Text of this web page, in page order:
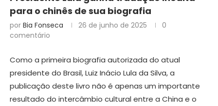
para o chinês de sua biografia
por Bia Fonseca 26 de junho de 2025
0
comentário
Como a primeira biografia autorizada do atual
presidente do Brasil, Luiz Inácio Lula da Silva, a
publicação deste livro não é apenas um importante
resultado do intercâmbio cultural entre a China e o